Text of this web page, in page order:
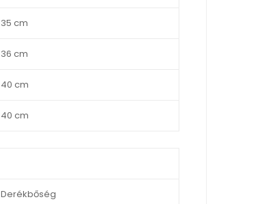
35 cm
36 cm
40 cm
40 cm
Derékbőség